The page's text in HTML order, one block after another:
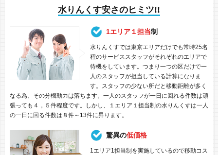
水りんくす安さのヒミツ!!
1エリア１担当制
水りんくすでは東京エリアだけでも常時25名
程のサービススタッフがそれぞれのエリアで
待機をしています。つまり一つの区だけで一
人のスタッフが担当している計算になりま
す。スタッフの少ない所だと移動距離が多く
なる為、その分機動力は落ちます。一人のスタッフが一日に回れる件数は頑
張っても４，５件程度です。しかし、１エリア１担当制の水りんくすは一人
の一日に回る件数は８件～13件に昇ります。
驚異の低価格
1エリア1担当制を実施しているので移動コス